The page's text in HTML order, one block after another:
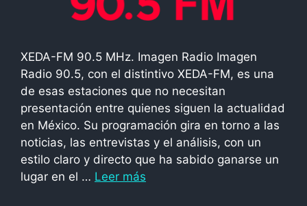
XEDA-FM 90.5 MHz. Imagen Radio Imagen
Radio 90.5, con el distintivo XEDA-FM, es una
de esas estaciones que no necesitan
presentación entre quienes siguen la actualidad
en México. Su programación gira en torno a las
noticias, las entrevistas y el análisis, con un
estilo claro y directo que ha sabido ganarse un
lugar en el … Leer más